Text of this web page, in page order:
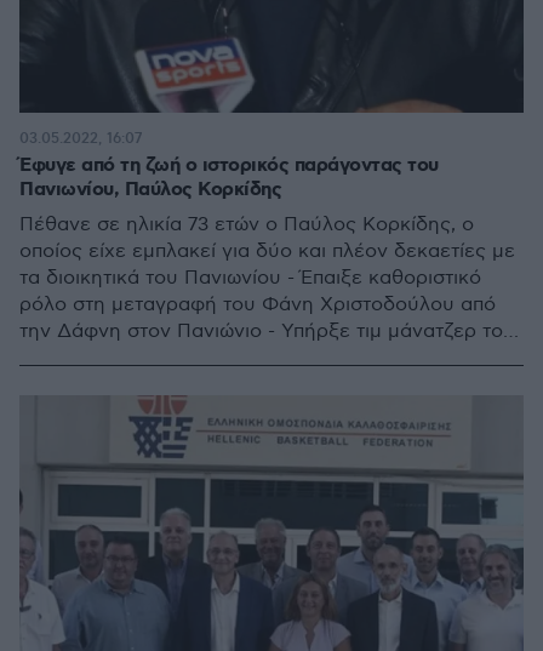
Έφυγε από τη ζωή ο ιστορικός παράγοντας του
Πανιωνίου, Παύλος Κορκίδης
Πέθανε σε ηλικία 73 ετών ο Παύλος Κορκίδης, ο
οποίος είχε εμπλακεί για δύο και πλέον δεκαετίες με
τα διοικητικά του Πανιωνίου - Έπαιξε καθοριστικό
ρόλο στη μεταγραφή του Φάνη Χριστοδούλου από
την Δάφνη στον Πανιώνιο - Υπήρξε τιμ μάνατζερ του
03.05.2022, 16:07